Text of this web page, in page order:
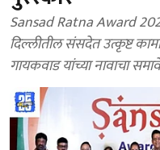
Sansad Ratna Award 2025
दिल्लीतील संसदेत उत्कृष्ट
गायकवाड यांच्या नावाचा